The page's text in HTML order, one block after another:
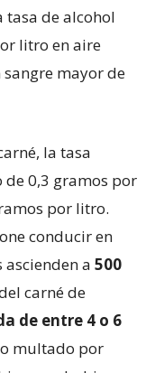
tasa de alcohol
litro en aire
mayor de
la tasa
0,3 gramos por
por litro.
conducir en
a 500
carné de
de entre 4 o 6
multado por